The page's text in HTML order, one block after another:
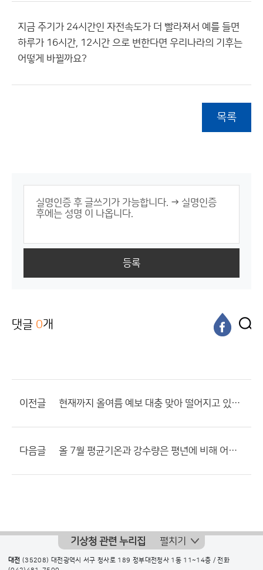
지금 주기가 24시간인 자전속도가 더 빨라져서 예를 들면
하루가 16시간, 12시간 으로 변한다면 우리나라의 기후는
어떻게 바뀔까요?
목록
등록
댓글 0개
이전글 현재까지 올여름 예보 대충 맞아 떨어지고 있네요.
다음글 올 7월 평균기온과 강수량은 평년에 비해 어떨 거라고 생각하나요?
기상청 관련 누리집 펼치기
대전 (35208) 대전광역시 서구 청사로 189 정부대전청사 1동 11~14층 / 전화